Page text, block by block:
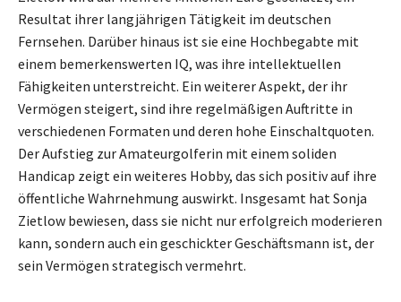
Resultat ihrer langjährigen Tätigkeit im deutschen
Fernsehen. Darüber hinaus ist sie eine Hochbegabte mit
einem bemerkenswerten IQ, was ihre intellektuellen
Fähigkeiten unterstreicht. Ein weiterer Aspekt, der ihr
Vermögen steigert, sind ihre regelmäßigen Auftritte in
verschiedenen Formaten und deren hohe Einschaltquoten.
Der Aufstieg zur Amateurgolferin mit einem soliden
Handicap zeigt ein weiteres Hobby, das sich positiv auf ihre
öffentliche Wahrnehmung auswirkt. Insgesamt hat Sonja
Zietlow bewiesen, dass sie nicht nur erfolgreich moderieren
kann, sondern auch ein geschickter Geschäftsmann ist, der
sein Vermögen strategisch vermehrt.